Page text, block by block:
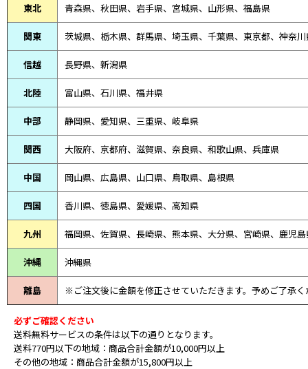
東北 青森県、 秋田県、 岩手県、宮城県、山形県、福島県
関東 茨城県、栃木県、群馬県、埼玉県、千葉県、東京都、神奈
信越 長野県、新潟県
北陸 富山県、 石川県、 福井県
中部 静岡県、 愛知県、 三重県、 岐阜県
関西 大阪府、京都府、滋賀県、奈良県、和歌山県、兵庫県
中国 岡山県、広島県、山口県、鳥取県、島根県
四国 香川県、徳島県、愛媛県、高知県
九州 福岡県、佐賀県、長崎県、熊本県、大分県、宮崎県、鹿児
沖縄 沖縄県
離島 ※ご注文後に金額を修正させていただきます。予めご了承く
必ずご確認ください
送料無料サービスの条件は以下の通りとなります。
送料770円以下の地域：商品合計金額が10,000円以上
その他の地域：商品合計金額が15,800円以上